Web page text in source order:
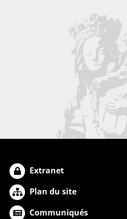
Extranet
Plan du site
Communiqués